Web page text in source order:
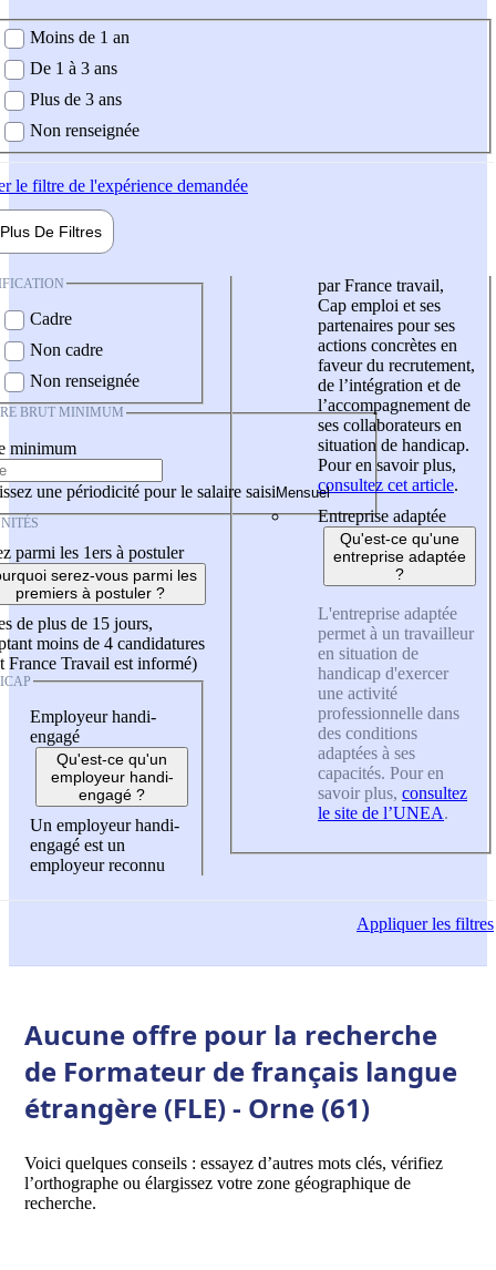
demandée
Moins de 1 an
De 1 à 3 ans
Plus de 3 ans
Non renseignée
le filtre de l'expérience demandée
Plus De Filtres
Cadre
Non cadre
Non renseignée
BRUT MINIMUM
minimum
une périodicité pour le salaire saisi
parmi les 1ers à postuler
serez-vous parmi les
premiers à postuler ?
de plus de 15 jours,
moins de 4 candidatures
France Travail est informé)
Employeur handi-
engagé
Qu'est-ce qu'un
employeur handi-
engagé ?
Un employeur handi-
engagé est un
employeur reconnu
par France travail,
Cap emploi et ses
partenaires pour ses
actions concrètes en
faveur du recrutement,
de l’intégration et de
l’accompagnement de
ses collaborateurs en
situation de handicap.
Pour en savoir plus,
consultez cet article.
Entreprise adaptée
Qu'est-ce qu'une
entreprise adaptée
?
L'entreprise adaptée
permet à un travailleur
en situation de
handicap d'exercer
une activité
professionnelle dans
des conditions
adaptées à ses
capacités. Pour en
savoir plus, consultez
le site de l’UNEA.
Appliquerles filtres
Aucune offre pour la recherche
de Formateur de français langue
étrangère (FLE) - Orne (61)
Voici quelques conseils : essayez d’autres mots clés, vérifiez
l’orthographe ou élargissez votre zone géographique de
recherche.